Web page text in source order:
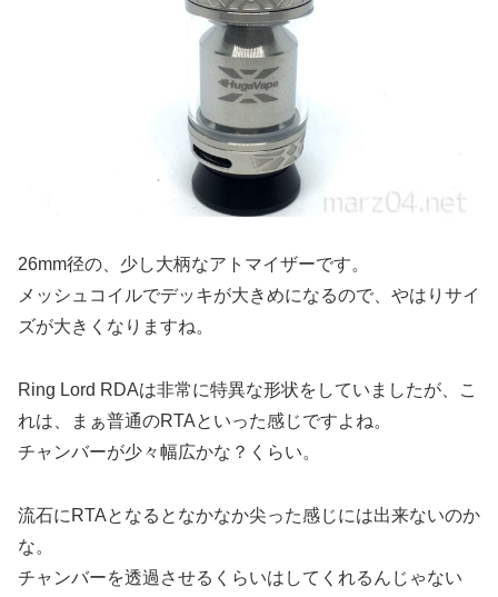
26mm径の、少し大柄なアトマイザーです。
メッシュコイルでデッキが大きめになるので、やはりサイ
ズが大きくなりますね。
Ring Lord RDAは非常に特異な形状をしていましたが、こ
れは、まぁ普通のRTAといった感じですよね。
チャンバーが少々幅広かな？くらい。
流石にRTAとなるとなかなか尖った感じには出来ないのか
な。
チャンバーを透過させるくらいはしてくれるんじゃない